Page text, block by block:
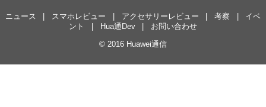
ニュース スマホレビュー アクセサリーレビュー 考察
イベ
ント
Hua通Dev
お問い合わせ
© 2016 Huawei通信